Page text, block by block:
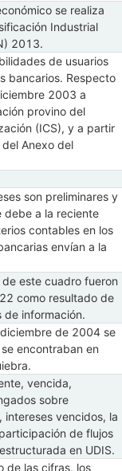
se realiza
Industrial
2013.
de usuarios
bancarios. Respecto
2003 a
provino del
(ICS), y a partir
Anexo del
son preliminares y
debe a la reciente
contables en los
envían a la
este cuadro fueron
como resultado de
de información.
de 2004 se
encontraban en
vencida,
sobre
vencidos, la
de flujos
en UDIS.
de las cifras, los